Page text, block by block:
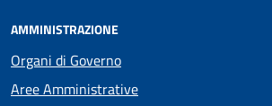
AMMINISTRAZIONE
Organi di Governo
Aree Amministrative